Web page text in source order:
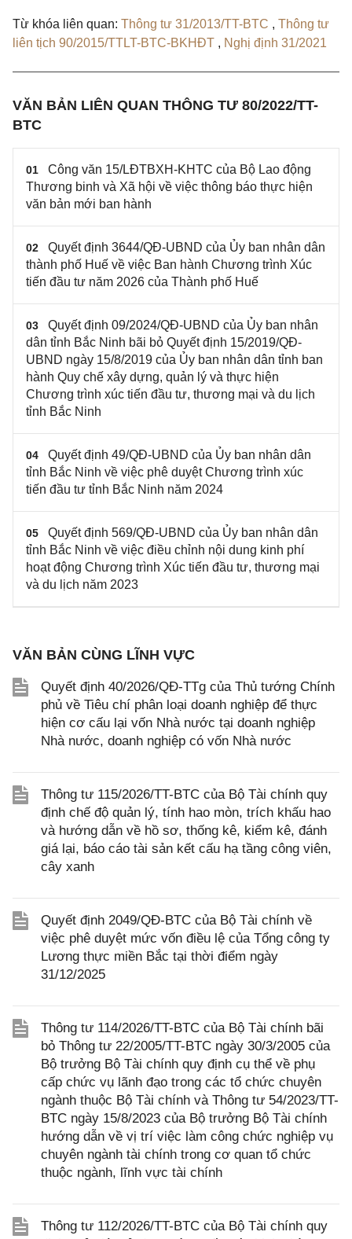
Từ khóa liên quan: Thông tư 31/2013/TT-BTC , Thông tư
liên tịch 90/2015/TTLT-BTC-BKHĐT , Nghị định 31/2021
VĂN BẢN LIÊN QUAN THÔNG TƯ 80/2022/TT-
BTC
01
Công văn 15/LĐTBXH-KHTC của Bộ Lao động
Thương binh và Xã hội về việc thông báo thực hiện
văn bản mới ban hành
02
Quyết định 3644/QĐ-UBND của Ủy ban nhân dân
thành phố Huế về việc Ban hành Chương trình Xúc
tiến đầu tư năm 2026 của Thành phố Huế
03
Quyết định 09/2024/QĐ-UBND của Ủy ban nhân
dân tỉnh Bắc Ninh bãi bỏ Quyết định 15/2019/QĐ-
UBND ngày 15/8/2019 của Ủy ban nhân dân tỉnh ban
hành Quy chế xây dựng, quản lý và thực hiện
Chương trình xúc tiến đầu tư, thương mại và du lịch
tỉnh Bắc Ninh
04
Quyết định 49/QÐ-UBND của Ủy ban nhân dân
tỉnh Bắc Ninh về việc phê duyệt Chương trình xúc
tiến đầu tư tỉnh Bắc Ninh năm 2024
05
Quyết định 569/QĐ-UBND của Ủy ban nhân dân
tỉnh Bắc Ninh về việc điều chỉnh nội dung kinh phí
hoạt động Chương trình Xúc tiến đầu tư, thương mại
và du lịch năm 2023
VĂN BẢN CÙNG LĨNH VỰC
Quyết định 40/2026/QĐ-TTg của Thủ tướng Chính
phủ về Tiêu chí phân loại doanh nghiệp để thực
hiện cơ cấu lại vốn Nhà nước tại doanh nghiệp
Nhà nước, doanh nghiệp có vốn Nhà nước
Thông tư 115/2026/TT-BTC của Bộ Tài chính quy
định chế độ quản lý, tính hao mòn, trích khấu hao
và hướng dẫn về hồ sơ, thống kê, kiểm kê, đánh
giá lại, báo cáo tài sản kết cấu hạ tầng công viên,
cây xanh
Quyết định 2049/QĐ-BTC của Bộ Tài chính về
việc phê duyệt mức vốn điều lệ của Tổng công ty
Lương thực miền Bắc tại thời điểm ngày
31/12/2025
Thông tư 114/2026/TT-BTC của Bộ Tài chính bãi
bỏ Thông tư 22/2005/TT-BTC ngày 30/3/2005 của
Bộ trưởng Bộ Tài chính quy định cụ thể về phụ
cấp chức vụ lãnh đạo trong các tổ chức chuyên
ngành thuộc Bộ Tài chính và Thông tư 54/2023/TT-
BTC ngày 15/8/2023 của Bộ trưởng Bộ Tài chính
hướng dẫn về vị trí việc làm công chức nghiệp vụ
chuyên ngành tài chính trong cơ quan tổ chức
thuộc ngành, lĩnh vực tài chính
Thông tư 112/2026/TT-BTC của Bộ Tài chính quy